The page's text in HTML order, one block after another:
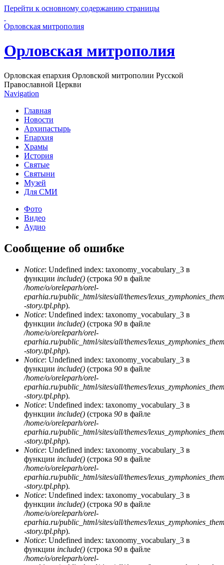
Перейти к основному содержанию страницы
Орловская митрополия
Орловская митрополия
Орловская епархия Орловской митрополии Русской
Православной Церкви
Navigation
Главная
Новости
Архипастырь
Епархия
Храмы
История
Святые
Святыни
Музей
Для СМИ
Фото
Видео
Аудио
Сообщение об ошибке
Notice: Undefined index: taxonomy_vocabulary_3 в
функции include() (строка 90 в файле
/home/o/oreleparh/orel-
eparhia.ru/public_html/sites/all/themes/
-story.tpl.php).
Notice: Undefined index: taxonomy_vocabulary_3 в
функции include() (строка 90 в файле
/home/o/oreleparh/orel-
eparhia.ru/public_html/sites/all/themes/
-story.tpl.php).
Notice: Undefined index: taxonomy_vocabulary_3 в
функции include() (строка 90 в файле
/home/o/oreleparh/orel-
eparhia.ru/public_html/sites/all/themes/
-story.tpl.php).
Notice: Undefined index: taxonomy_vocabulary_3 в
функции include() (строка 90 в файле
/home/o/oreleparh/orel-
eparhia.ru/public_html/sites/all/themes/
-story.tpl.php).
Notice: Undefined index: taxonomy_vocabulary_3 в
функции include() (строка 90 в файле
/home/o/oreleparh/orel-
eparhia.ru/public_html/sites/all/themes/
-story.tpl.php).
Notice: Undefined index: taxonomy_vocabulary_3 в
функции include() (строка 90 в файле
/home/o/oreleparh/orel-
eparhia.ru/public_html/sites/all/themes/
-story.tpl.php).
Notice: Undefined index: taxonomy_vocabulary_3 в
функции include() (строка 90 в файле
/home/o/oreleparh/orel-